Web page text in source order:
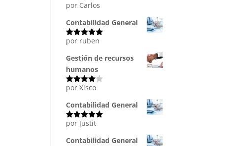
Valorado
por Carlos
Contabilidad General
Valorado
por ruben
Gestión de recursos
humanos
Valorado
5
por Xisco
Contabilidad General
Valorado
por Justit
Contabilidad General